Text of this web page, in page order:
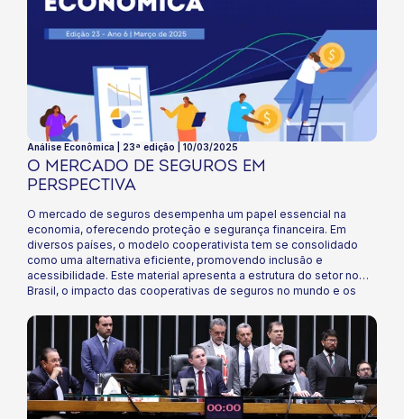
Análise Econômica | 23ª edição | 10/03/2025
O MERCADO DE SEGUROS EM
PERSPECTIVA
O mercado de seguros desempenha um papel essencial na
economia, oferecendo proteção e segurança financeira. Em
diversos países, o modelo cooperativista tem se consolidado
como uma alternativa eficiente, promovendo inclusão e
acessibilidade. Este material apresenta a estrutura do setor no
Brasil, o impacto das cooperativas de seguros no mundo e os
oportunidades que essa regulamentação traz para o futuro do
cooperativismo no país!